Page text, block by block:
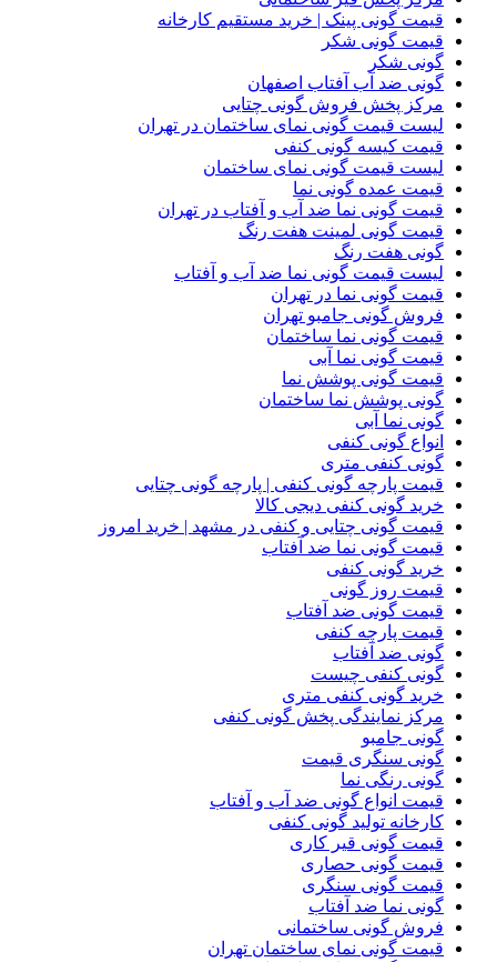
قیمت گونی پینک | خرید مستقیم کارخانه
قیمت گونی شکر
گونی شکر
گونی ضد آب آفتاب اصفهان
مرکز پخش فروش گونی چتایی
لیست قیمت گونی نمای ساختمان در تهران
قیمت کیسه گونی کنفی
لیست قیمت گونی نمای ساختمان
قیمت عمده گونی نما
قیمت گونی نما ضد آب و آفتاب در تهران
قیمت گونی لمینت هفت رنگ
گونی هفت رنگ
لیست قیمت گونی نما ضد آب و آفتاب
قیمت گونی نما در تهران
فروش گونی جامبو تهران
قیمت گونی نما ساختمان
قیمت گونی نما آبی
قیمت گونی پوشش نما
گونی پوشش نما ساختمان
گونی نما آبی
انواع گونی کنفی
گونی کنفی متری
قیمت پارچه گونی کنفی | پارچه گونی چتایی
خرید گونی کنفی دیجی کالا
قیمت گونی چتایی و کنفی در مشهد | خرید امروز
قیمت گونی نما ضد آفتاب
خرید گونی کنفی
قیمت روز گونی
قیمت گونی ضد آفتاب
قیمت پارچه کنفی
گونی ضد آفتاب
گونی کنفی چیست
خرید گونی کنفی متری
مرکز نمایندگی پخش گونی کنفی
گونی جامبو
گونی سنگری قیمت
گونی رنگی نما
قیمت انواع گونی ضد آب و آفتاب
کارخانه تولید گونی کنفی
قیمت گونی قیر کاری
قیمت گونی حصاری
قیمت گونی سنگری
گونی نما ضد آفتاب
فروش گونی ساختمانی
قیمت گونی نمای ساختمان تهران